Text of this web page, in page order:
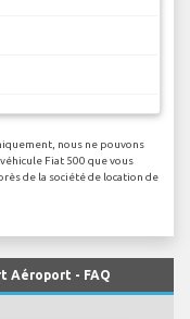
nous ne pouvons
Fiat 500 que vous
de la société de location de
Aéroport - FAQ